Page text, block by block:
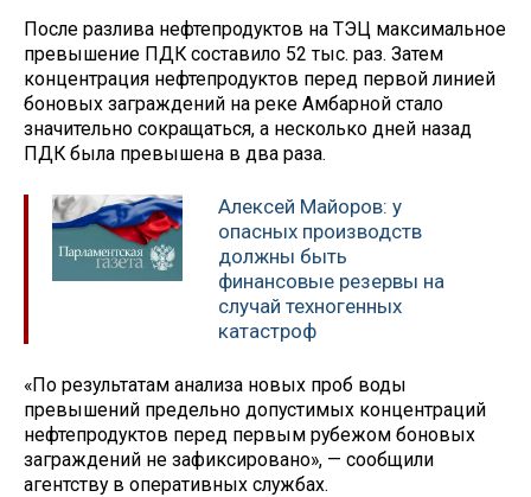
После разлива нефтепродуктов на ТЭЦ максимальное
превышение ПДК составило 52 тыс. раз. Затем
концентрация нефтепродуктов перед первой линией
боновых заграждений на реке Амбарной стало
значительно сокращаться, а несколько дней назад
ПДК была превышена в два раза.
Алексей​ Майоров: у
опасных производств
должны быть
финансовые резервы на
случай техногенных
катастроф
«По результатам анализа новых проб воды
превышений предельно допустимых концентраций
нефтепродуктов перед первым рубежом боновых
заграждений не зафиксировано», — сообщили
агентству в оперативных службах.